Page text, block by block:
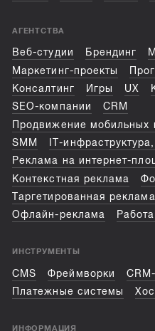
АГЕНТСТВА
Веб-студии Брендинг
Маркетинг-проекты
Консалтинг
Игры UX
SEO-компании
CRM
Продвижение мобильных
SMM
IT-
Реклама на интернет-
Контекстная реклама
Таргетированная реклама
Офлайн-реклама
ИНСТРУМЕНТЫ
CMS Фреймворки
Платежные системы
ИНФОРМАЦИЯ